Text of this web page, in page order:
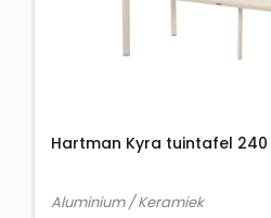
Hartman Kyra tuintafel 240
Aluminium / Keramiek